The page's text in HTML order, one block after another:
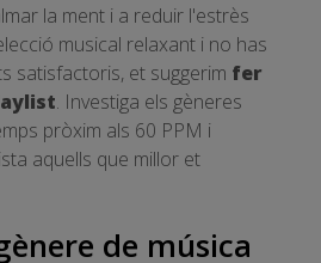
la ment i a reduir l'estrès
musical relaxant i no has
satisfactoris, et suggerim fer
. Investiga els gèneres
pròxim als 60 PPM i
aquells que millor et
de música